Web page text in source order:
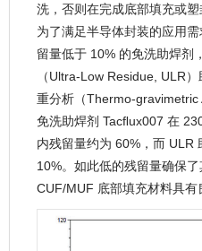
洗，否则在完成底部填充或塑
为了满足半导体封装的应用
留量低于 10% 的免洗助焊剂
（Ultra-Low Residue, ULR
重分析（Thermo-
免洗助焊剂 Tacﬂux007 在
内残留量约为 60%，而 ULR
10%。如此低的残留量确保
CUF/MUF 底部填充材料具有